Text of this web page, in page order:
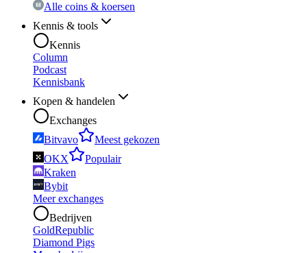
Alle coins & koersen
Kennis & tools
Kennis
Column
Podcast
Kennisbank
Kopen & handelen
Exchanges
Bitvavo
Meest gekozen
OKX
Populair
Kraken
Bybit
Meer exchanges
Bedrijven
GoldRepublic
Diamond Pigs